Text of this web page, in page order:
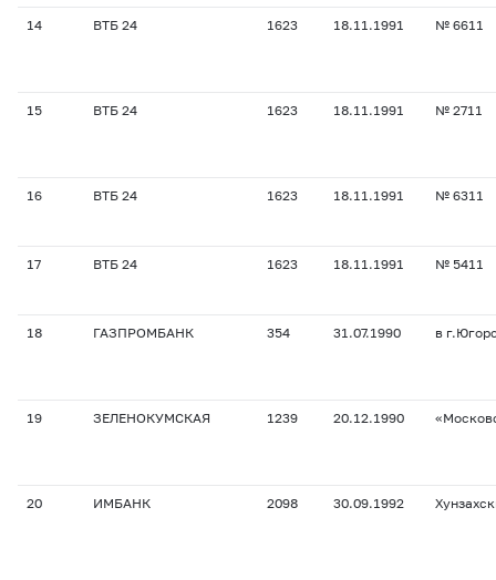
14 ВТБ 24 1623 18.11.1991 № 6611
15 ВТБ 24 1623 18.11.1991 № 2711
16 ВТБ 24 1623 18.11.1991 № 6311
17 ВТБ 24 1623 18.11.1991 № 5411
18 ГАЗПРОМБАНК 354 31.07.1990 в
19 ЗЕЛЕНОКУМСКАЯ 1239 20.12.1990
20 ИМБАНК 2098 30.09.1992